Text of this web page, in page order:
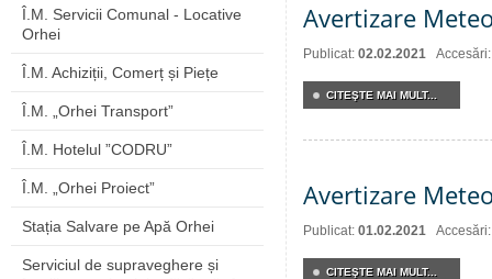
Î.M. Servicii Comunal - Locative
Orhei
Î.M. Achiziții, Comerț și Piețe
Î.M. „Orhei Transport”
Î.M. Hotelul ”CODRU”
Î.M. „Orhei Proiect”
Stația Salvare pe Apă Orhei
Serviciul de supraveghere și
Avertizare
Publicat: 02.02.2021
CITEŞTE MAI MULT...
Avertizare
Publicat: 01.02.2021
CITEŞTE MAI MULT...